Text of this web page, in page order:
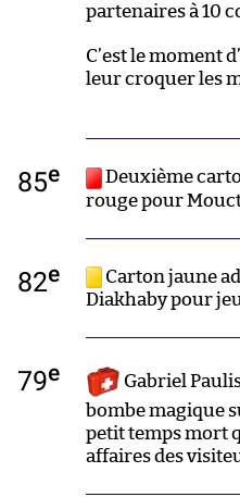
partenaires à 10
C’est le moment
leur croquer les
85e
Deuxième
rouge pour
82e
Carton jaune
Diakhaby pour
79e
Gabriel
bombe magique
petit temps mort
affaires des